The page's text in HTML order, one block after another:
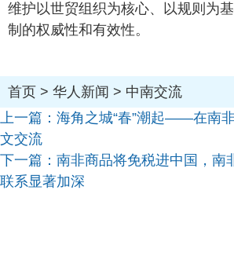
维护以世贸组织为核心、以规则为
制的权威性和有效性。
首页 > 华人新闻 > 中南交流
上一篇： 海角之城“春”潮起——在南
文交流
下一篇： 南非商品将免税进中国，南
联系显著加深